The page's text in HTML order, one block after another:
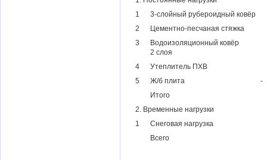
1
3-слойный рубероидный ковёр
2
Цементно-песчаная стяжка
3
Водоизоляционный ковёр
2 слоя
4
Утеплитель ПХВ
5
Ж/б плита
­-
Итого
2. Временные нагрузки
1
Снеговая нагрузка
Всего